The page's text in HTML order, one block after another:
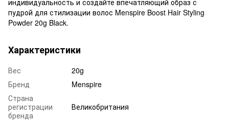
пудрой для стилизации волос Menspire Boost Hair Styling
Powder 20g Black.
Характеристики
Вес
20g
Бренд
Menspire
Страна
регистрации
бренда
Великобритания